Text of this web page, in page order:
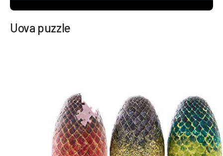
Uova puzzle